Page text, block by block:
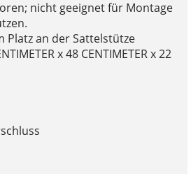
nicht geeignet für Montage
Platz an der Sattelstütze
x 48 CENTIMETER x 22